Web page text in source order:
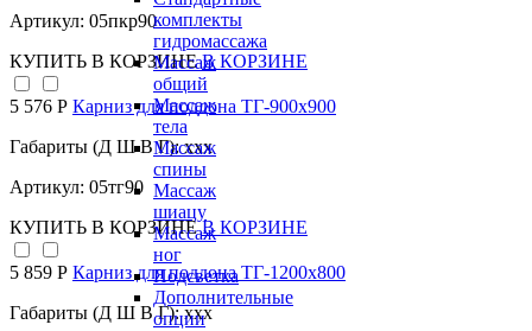
комплекты
гидромассажа
Массаж
общий
Массаж
тела
Массаж
спины
Массаж
шиацу
Массаж
ног
Подсветка
Дополнительные
опции
Артикул: 05пкр90
КУПИТЬ В КОРЗИНЕ В КОРЗИНЕ
5 576 Р Карниз для поддона TГ-900х900
Габариты (Д Ш В Г): xxx
Артикул: 05тг90
КУПИТЬ В КОРЗИНЕ В КОРЗИНЕ
5 859 Р Карниз для поддона TГ-1200х800
Габариты (Д Ш В Г): xxx